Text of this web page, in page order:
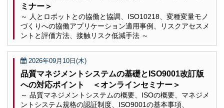
ミナー＞
～ 人とロボットとの協働と協調、ISO10218、変種変量モノ
づくりへの協働アプリケーション適用事例、リスクアセスメ
ントと評価方法、接触リスク低減手法 ～
2026年09月10日(木)
品質マネジメントシステムの基礎とISO9001改訂版
への対応ポイント ＜オンラインセミナー＞
～ 品質マネジメントシステムの概要、ISOの概要、マネジメ
ントシステム規格の認証制度、ISO9001の基本事項、